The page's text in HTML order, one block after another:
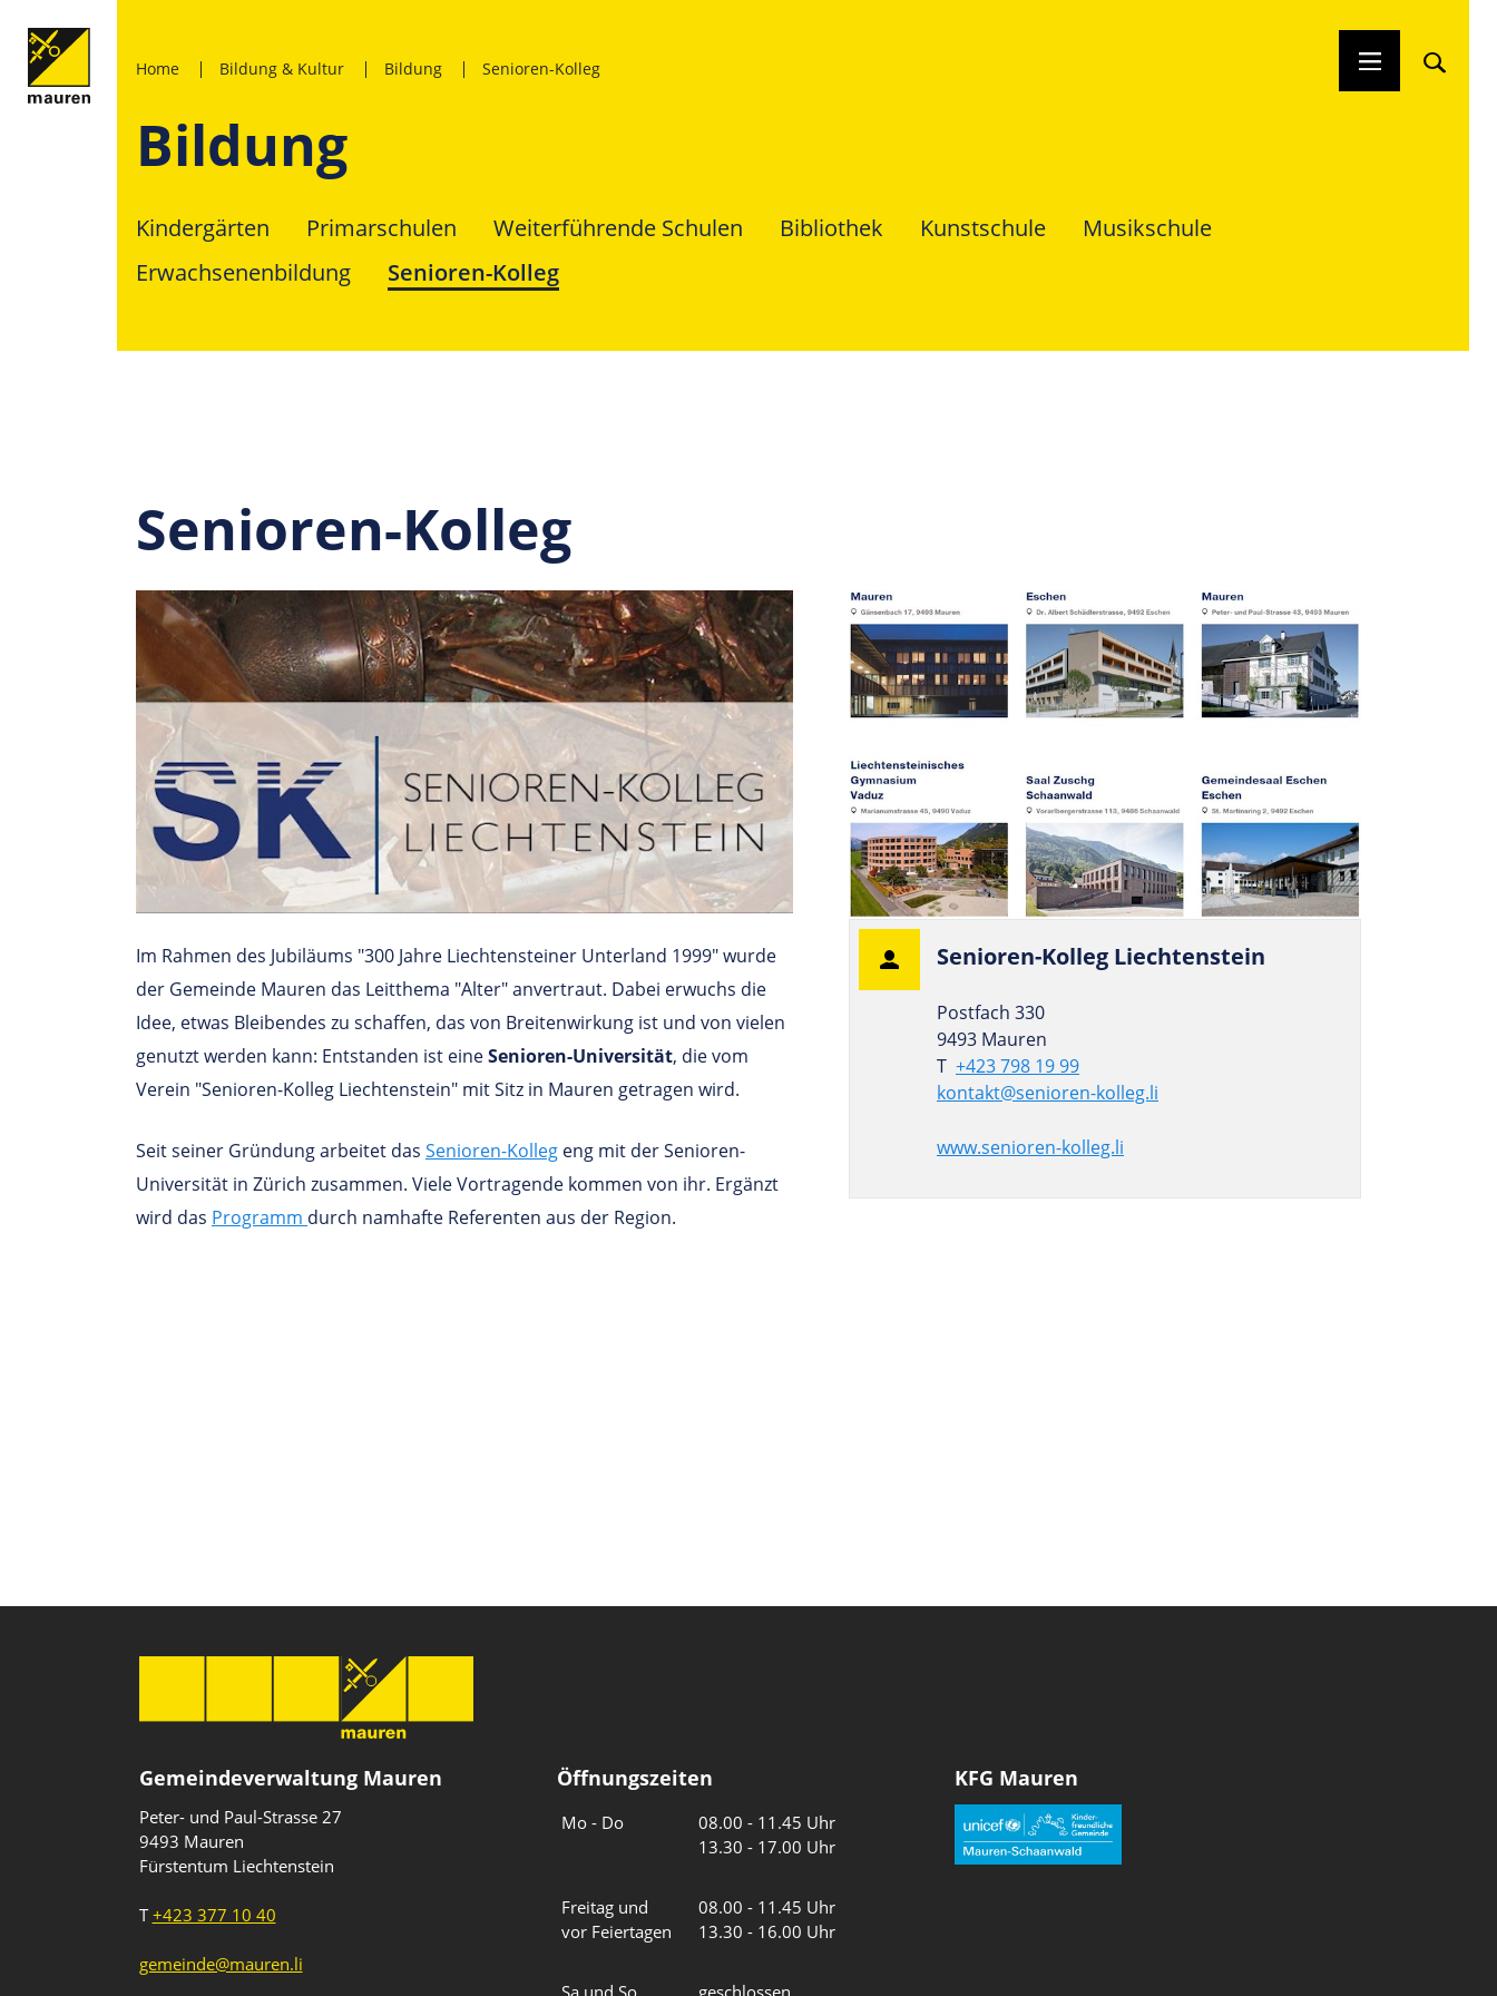
Home Bildung & Kultur Bildung Senioren-Kolleg
Bildung
Kindergärten Primarschulen Weiterführende Schulen Bibliothek Kunstschule
Musikschule
Erwachsenenbildung
Senioren-Kolleg
Senioren-Kolleg
Im Rahmen des Jubiläums "300 Jahre Liechtensteiner Unterland 1999" wurde
der Gemeinde Mauren das Leitthema "Alter" anvertraut. Dabei erwuchs die
Idee, etwas Bleibendes zu schaffen, das von Breitenwirkung ist und von vielen
genutzt werden kann: Entstanden ist eineSenioren-Universität, die vom
Verein "Senioren-Kolleg Liechtenstein" mit Sitz in Mauren getragen wird.
Seit seiner Gründung arbeitet das Senioren-Kolleg eng mit der Senioren-
Universität in Zürich zusammen. Viele Vortragende kommen von ihr. Ergänzt
wird das Programm durch namhafte Referenten aus der Region.
Senioren-Kolleg Liechtenstein
Postfach 330
9493 Mauren
T +423 798 19 99
kontakt@senioren-kolleg.li
www.senioren-kolleg.li
Gemeindeverwaltung Mauren
Peter- und Paul-Strasse 27
9493 Mauren
Fürstentum Liechtenstein
T+423 377 10 40
gemeinde@mauren.li
Öffnungszeiten
Mo - Do
08.00 - 11.45 Uhr
13.30 - 17.00 Uhr
Freitag und
vor Feiertagen
08.00 - 11.45 Uhr
13.30 - 16.00 Uhr
Sa und So geschlossen
KFG Mauren